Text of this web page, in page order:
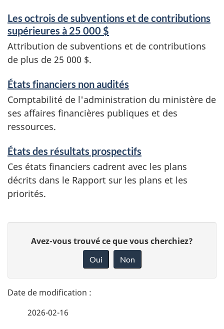
Les octrois de subventions et de contributions
supérieures à 25 000 $
Attribution de subventions et de contributions
de plus de 25 000 $.
États financiers non audités
Comptabilité de l'administration du ministère de
ses affaires financières publiques et des
ressources.
États des résultats prospectifs
Ces états financiers cadrent avec les plans
décrits dans le Rapport sur les plans et les
priorités.
t
a
n
Avez-vous trouvé ce que vous cherchiez?
Oui Non
2026-02-16